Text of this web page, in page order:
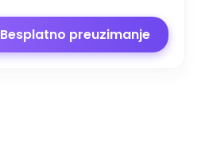
Besplatno preuzimanje